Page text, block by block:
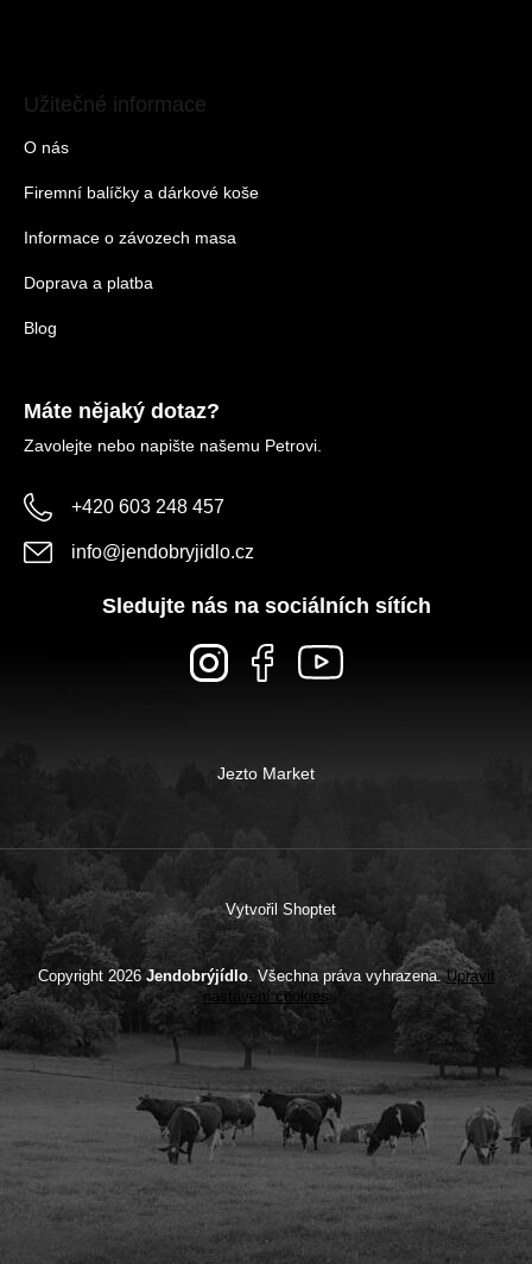
Užitečné informace
O nás
Firemní balíčky a dárkové koše
Informace o závozech masa
Doprava a platba
Blog
Máte nějaký dotaz?
Zavolejte nebo napište našemu Petrovi.
+420 603 248 457
info@jendobryjidlo.cz
Sledujte nás na sociálních sítích
Jezto Market
Vytvořil Shoptet
Copyright 2026Jendobrýjídlo. Všechna práva vyhrazena.Upravit
nastavení cookies